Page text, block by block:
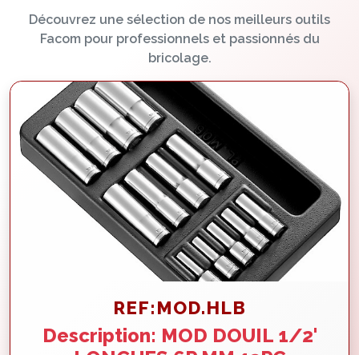
Découvrez une sélection de nos meilleurs outils
Facom pour professionnels et passionnés du
bricolage.
REF:MOD.HLB
Description: MOD DOUIL 1/2'